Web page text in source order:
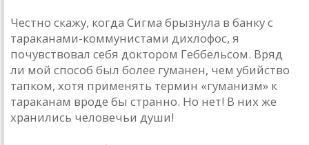
Честно скажу, когда Сигма брызнула в банку с
тараканами-коммунистами дихлофос, я
почувствовал себя доктором Геббельсом. Вряд
ли мой способ был более гуманен, чем убийство
тапком, хотя применять термин «гуманизм» к
тараканам вроде бы странно. Но нет! В них же
хранились человечьи души!